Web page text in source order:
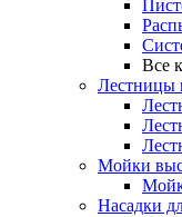
Все
Лестницы
Мойки
Насадки